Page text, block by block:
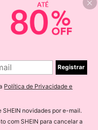
Registrar
Política de Privacidade e
novidades por e-mail.
com SHEIN para cancelar a